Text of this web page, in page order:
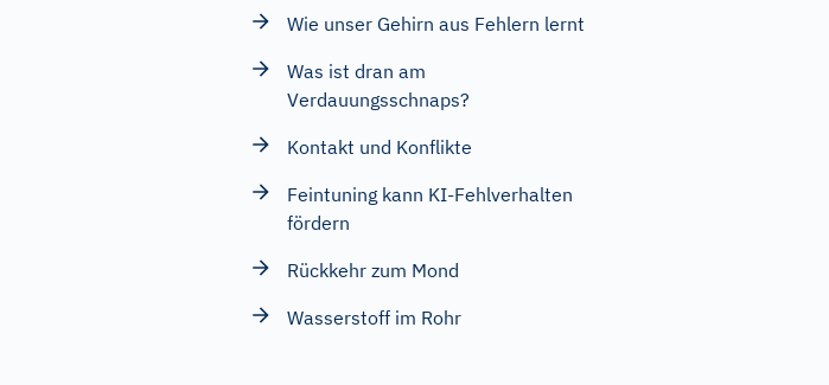
Wie unser Gehirn aus Fehlern lernt
Was ist dran am
Verdauungsschnaps?
Kontakt und Konflikte
Feintuning kann KI-Fehlverhalten
fördern
Rückkehr zum Mond
Wasserstoff im Rohr